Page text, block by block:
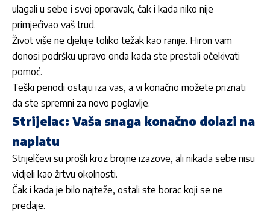
ulagali u sebe i svoj oporavak, čak i kada niko nije
primjećivao vaš trud.
Život više ne djeluje toliko težak kao ranije. Hiron vam
donosi podršku upravo onda kada ste prestali očekivati
pomoć.
Teški periodi ostaju iza vas, a vi konačno možete priznati
da ste spremni za novo poglavlje.
Strijelac: Vaša snaga konačno dolazi na
naplatu
Strijelčevi su prošli kroz brojne izazove, ali nikada sebe nisu
vidjeli kao žrtvu okolnosti.
Čak i kada je bilo najteže, ostali ste borac koji se ne
predaje.